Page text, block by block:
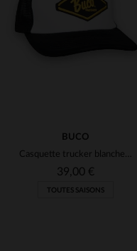
TU
BUCO
Casquette trucker blanche et noire logo diamant noir et jaune
39,00 €
TOUTES SAISONS